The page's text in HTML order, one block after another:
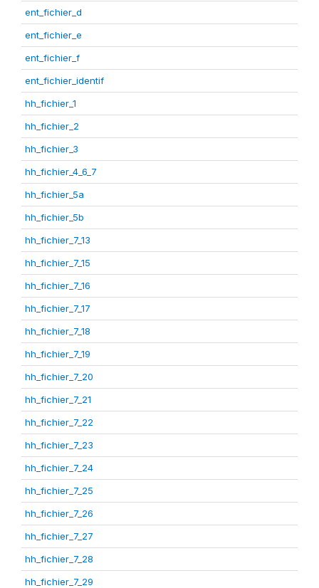
ent_fichier_d
ent_fichier_e
ent_fichier_f
ent_fichier_identif
hh_fichier_1
hh_fichier_2
hh_fichier_3
hh_fichier_4_6_7
hh_fichier_5a
hh_fichier_5b
hh_fichier_7_13
hh_fichier_7_15
hh_fichier_7_16
hh_fichier_7_17
hh_fichier_7_18
hh_fichier_7_19
hh_fichier_7_20
hh_fichier_7_21
hh_fichier_7_22
hh_fichier_7_23
hh_fichier_7_24
hh_fichier_7_25
hh_fichier_7_26
hh_fichier_7_27
hh_fichier_7_28
hh_fichier_7_29